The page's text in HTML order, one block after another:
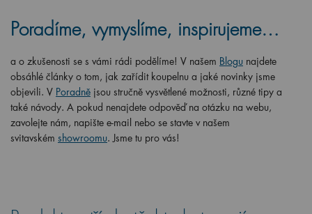
Poradíme, vymyslíme, inspirujeme…
a o zkušenosti se s vámi rádi podělíme! V našem Blogu najdete
obsáhlé články o tom, jak zařídit koupelnu a jaké novinky jsme
objevili. V Poradně jsou stručně vysvětlené možnosti, různé tipy a
také návody. A pokud nenajdete odpověď na otázku na webu,
zavolejte nám, napište e-mail nebo se stavte v našem
svitavském showroomu. Jsme tu pro vás!